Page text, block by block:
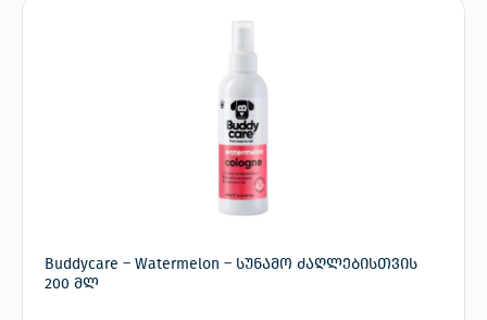
Buddycare – Watermelon – სუნამო ძაღლებისთვის
200 მლ